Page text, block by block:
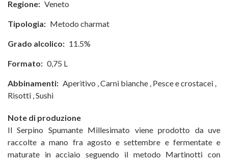
Regione: Veneto
Tipologia: Metodo charmat
Grado alcolico: 11.5%
Formato: 0,75 L
Abbinamenti: Aperitivo ,Carni bianche , Pesce e crostacei ,
Risotti ,Sushi
Note di produzione
Il Serpino Spumante Millesimato viene prodotto da uve
raccolte a mano fra agosto e settembre e fermentate e
maturate in acciaio seguendo il metodo Martinotti con